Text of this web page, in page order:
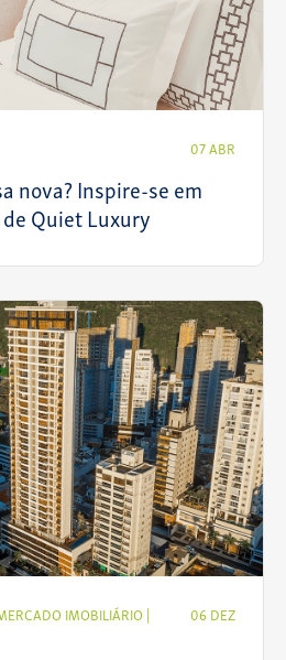
07 ABR
nova? Inspire-se em
Quiet Luxury
IMOBILIÁRIO |
06 DEZ